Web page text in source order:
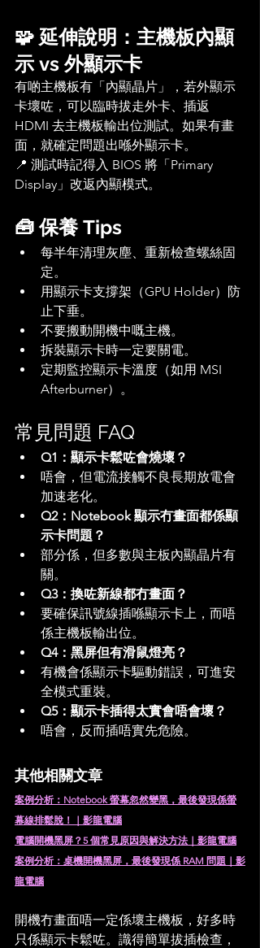
🧩 延伸說明：主機板內顯
示 vs 外顯示卡
有啲主機板有「內顯晶片」，若外顯示
卡壞咗，可以臨時拔走外卡、插返
HDMI 去主機板輸出位測試。如果有畫
面，就確定問題出喺外顯示卡。
📍 測試時記得入 BIOS 將「Primary
Display」改返內顯模式。
🧰 保養 Tips
每半年清理灰塵、重新檢查螺絲固
定。
用顯示卡支撐架（GPU Holder）防
止下垂。
不要搬動開機中嘅主機。
拆裝顯示卡時一定要關電。
定期監控顯示卡溫度（如用 MSI
Afterburner）。
常見問題 FAQ
Q1：顯示卡鬆咗會燒壞？
唔會，但電流接觸不良長期放電會
加速老化。
Q2：Notebook 顯示冇畫面都係顯
示卡問題？
部分係，但多數與主板內顯晶片有
關。
Q3：換咗新線都冇畫面？
要確保訊號線插喺顯示卡上，而唔
係主機板輸出位。
Q4：黑屏但有滑鼠燈亮？
有機會係顯示卡驅動錯誤，可進安
全模式重裝。
Q5：顯示卡插得太實會唔會壞？
唔會，反而插唔實先危險。
其他相關文章
案例分析：Notebook 螢幕忽然變黑，最後發現係螢
幕線排鬆脫！｜影龍電腦
電腦開機黑屏？5 個常見原因與解決方法｜影龍電腦
案例分析：桌機開機黑屏，最後發現係 RAM 問題｜影
龍電腦
開機冇畫面唔一定係壞主機板，好多時
只係顯示卡鬆咗。識得簡單拔插檢查，